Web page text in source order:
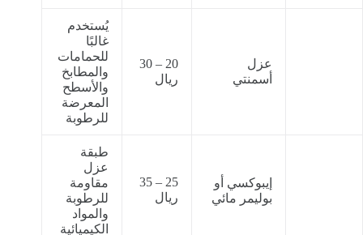
عزل
أسمنتي
20 – 30
ريال
يُستخدم
غالبًا
للحمامات
والمطابخ
والأسطح
المعرضة
للرطوبة
إيبوكسي أو
بوليمر مائي
25 – 35
ريال
طبقة
عزل
مقاومة
للرطوبة
والمواد
الكيميائية